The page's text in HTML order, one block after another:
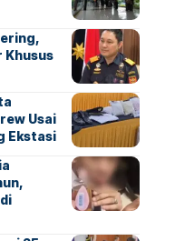
Khusus
Usai
Ekstasi